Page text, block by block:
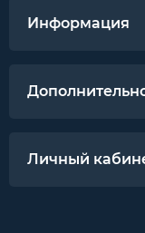
Информация
Личный